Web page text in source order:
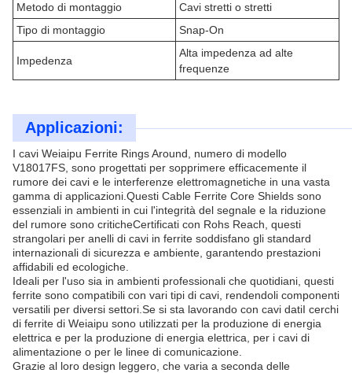
Metodo di montaggio
Cavi stretti o stretti
Tipo di montaggio
Snap-On
Impedenza
Alta impedenza ad alte
frequenze
Applicazioni:
I cavi Weiaipu Ferrite Rings Around, numero di modello
V18017FS, sono progettati per sopprimere efficacemente il
rumore dei cavi e le interferenze elettromagnetiche in una vasta
gamma di applicazioni.Questi Cable Ferrite Core Shields sono
essenziali in ambienti in cui l'integrità del segnale e la riduzione
del rumore sono criticheCertificati con Rohs Reach, questi
strangolari per anelli di cavi in ferrite soddisfano gli standard
internazionali di sicurezza e ambiente, garantendo prestazioni
affidabili ed ecologiche.
Ideali per l'uso sia in ambienti professionali che quotidiani, questi
ferrite sono compatibili con vari tipi di cavi, rendendoli componenti
versatili per diversi settori.Se si sta lavorando con cavi datiI cerchi
di ferrite di Weiaipu sono utilizzati per la produzione di energia
elettrica e per la produzione di energia elettrica, per i cavi di
alimentazione o per le linee di comunicazione.
Grazie al loro design leggero, che varia a seconda delle